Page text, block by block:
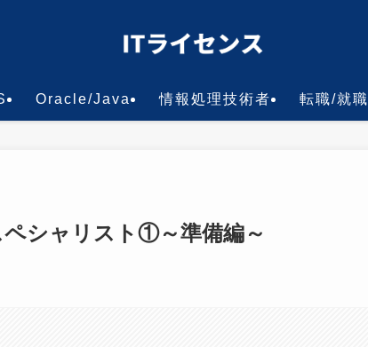
Oracle/Java 情報処理技術者 転職/就職
ペシャリスト①～準備編～